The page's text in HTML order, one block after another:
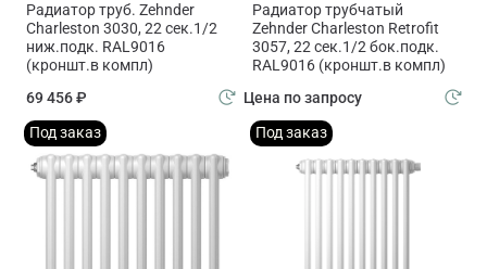
Радиатор труб. Zehnder
Charleston 3030, 22 сек.1/2
ниж.подк. RAL9016
(кроншт.в компл)
69 456 ₽
Радиатор трубчатый
Zehnder Charleston Retrofit
3057, 22 сек.1/2 бок.подк.
RAL9016 (кроншт.в компл)
Цена по запросу
Под заказ Под заказ